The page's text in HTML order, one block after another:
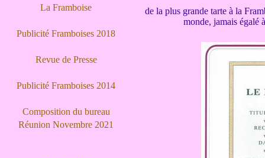
La Framboise
Publicité Framboises 2018
Revue de Presse
Publicité Framboises 2014
Composition du bureau
Réunion Novembre 2021
de la plus grande tarte à la
monde, jamais égalé